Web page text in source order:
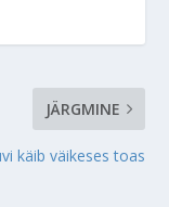
JÄRGMINE
käib väikeses toas